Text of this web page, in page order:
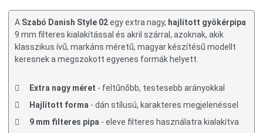
A Szabó Danish Style 02egy extra nagy, hajlított gyökérpipa
9 mm filteres kialakítással és akril szárral, azoknak, akik
klasszikus ívű, markáns méretű, magyar készítésű modellt
keresnek a megszokott egyenes formák helyett.
Extra nagy méret - feltűnőbb, testesebb arányokkal
Hajlított forma - dán stílusú, karakteres megjelenéssel
9 mm filteres pipa - eleve filteres használatra kialakítva